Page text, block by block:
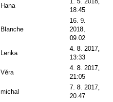
Hana
18:45
Blanche
16. 9.
2018,
09:02
Lenka
4. 8. 2017,
13:33
Věra
4. 8. 2017,
21:05
michal
7. 8. 2017,
20:47